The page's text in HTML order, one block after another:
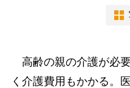
高齢の親の介護が必
く介護費用もかかる。